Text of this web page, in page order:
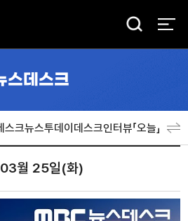
검
스데스크
스크뉴스투데이데스크인터뷰「오늘」 분야
월 25일(화)